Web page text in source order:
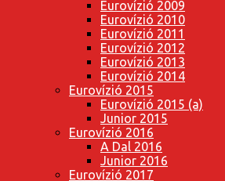
Eurovízió 2009
Eurovízió 2010
Eurovízió 2011
Eurovízió 2012
Eurovízió 2013
Eurovízió 2014
Eurovízió 2015
Eurovízió 2015 (a)
Junior 2015
Eurovízió 2016
A Dal 2016
Junior 2016
Eurovízió 2017